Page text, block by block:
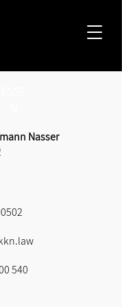
Nasser
540